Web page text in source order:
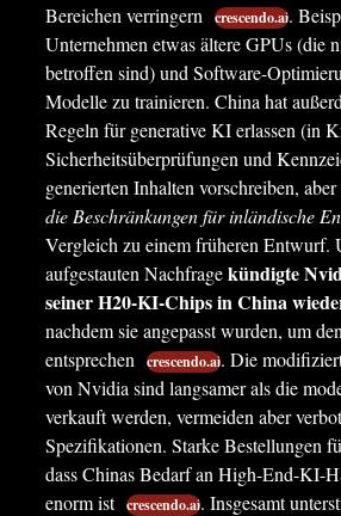
Bereichen verringern
crescendo.ai.
Unternehmen etwas ältere GPUs (die
betroffen sind) und Software-
Modelle zu trainieren. China hat
Regeln für generative KI erlassen (in
Sicherheitsüberprüfungen und
generierten Inhalten vorschreiben,
die Beschränkungen für inländische
Vergleich zu einem früheren Entwurf.
aufgestauten Nachfragekündigte
seiner H20-KI-Chips in China
nachdem sie angepasst wurden, um
entsprechen
crescendo.ai. Die
von Nvidia sind langsamer als die
verkauft werden, vermeiden aber
Spezifikationen. Starke Bestellungen
dass Chinas Bedarf an High-End-KI-
enorm ist crescendo.ai. Insgesamt